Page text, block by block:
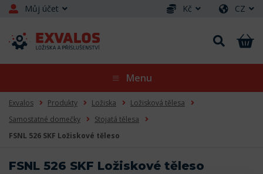
Můj účet Kč CZ
Menu
Exvalos Produkty Ložiska
Ložisková tělesa
Samostatné domečky
Stojatá tělesa
FSNL 526 SKF Ložiskové těleso
FSNL 526 SKF Ložiskové těleso